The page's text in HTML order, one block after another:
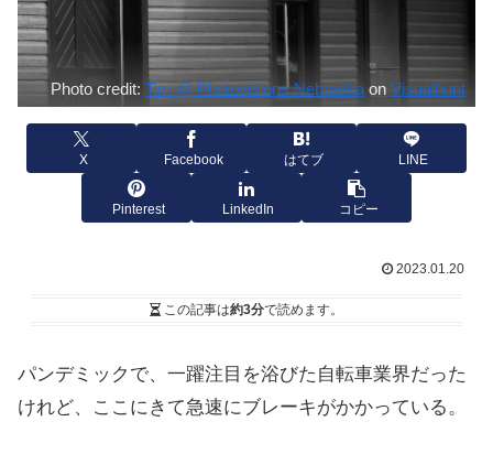
Photo credit: Tim @ Photovisions Nebraskaon Visualhunt
X Facebook はてブ LINE
Pinterest LinkedIn コピー
2023.01.20
この記事は約3分で読めます。
パンデミックで、一躍注目を浴びた自転車業界だった
けれど、ここにきて急速にブレーキがかかっている。